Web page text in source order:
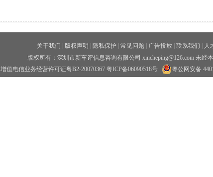
关于我们 版权声明 隐私保护 常见问题 广告投放 联系我们 人
版权所有：深圳市新车评信息咨询有限公司 xincheping@126.com 未经
增值电信业务经营许可证粤B2-20070367 粤ICP备06090518号 粤公网安备